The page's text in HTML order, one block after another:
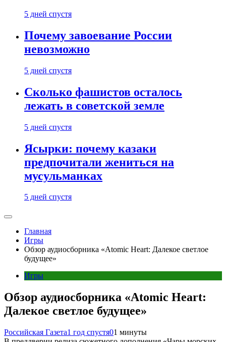
5 дней спустя
Почему завоевание России
невозможно
5 дней спустя
Сколько фашистов осталось
лежать в советской земле
5 дней спустя
Ясырки: почему казаки
предпочитали жениться на
мусульманках
5 дней спустя
Главная
Игры
Обзор аудиосборника «Atomic Heart: Далекое светлое
будущее»
Игры
Обзор аудиосборника «Atomic Heart:
Далекое светлое будущее»
Российская Газета1 год спустя01 минуты